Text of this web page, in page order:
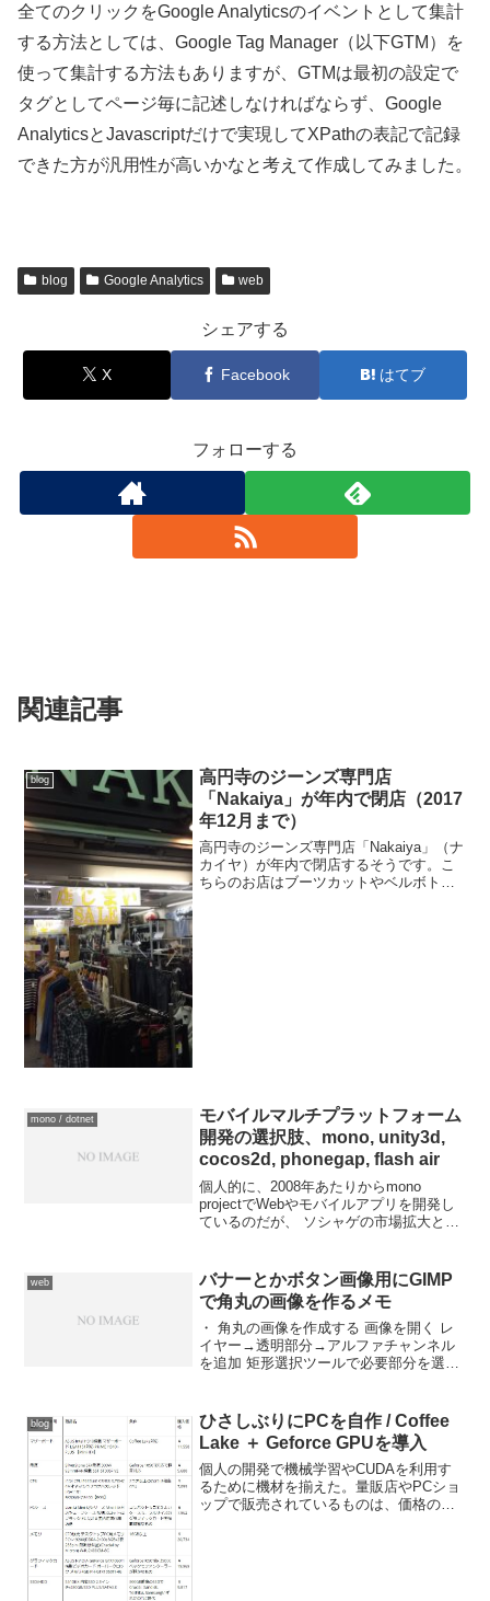
全てのクリックをGoogle Analyticsのイベントとして集計
する方法としては、Google Tag Manager（以下GTM）を
使って集計する方法もありますが、GTMは最初の設定で
タグとしてページ毎に記述しなければならず、Google
AnalyticsとJavascriptだけで実現してXPathの表記で記録
できた方が汎用性が高いかなと考えて作成してみました。
blog Google Analytics web
シェアする
X Facebook はてブ
フォローする
関連記事
blog
高円寺のジーンズ専門店
「Nakaiya」が年内で閉店（2017
年12月まで）
高円寺のジーンズ専門店「Nakaiya」（ナ
カイヤ）が年内で閉店するそうです。こ
ちらのお店はブーツカットやベルボトム
mono / dotnet
モバイルマルチプラットフォーム
開発の選択肢、mono, unity3d,
cocos2d, phonegap, flash air
個人的に、2008年あたりからmono
projectでWebやモバイルアプリを開発し
ているのだが、 ソシャゲの市場拡大と共
になってきた。 monoは.netの...
web
バナーとかボタン画像用にGIMP
で角丸の画像を作るメモ
・ 角丸の画像を作成する 画像を開く レ
イヤー→透明部分→アルファチャンネル
を追加 矩形選択ツールで必要部分を選択
部分が透過される PNGなどの透過をサポ
ートする...
blog
ひさしぶりにPCを自作 / Coffee
Lake ＋ Geforce GPUを導入
個人の開発で機械学習やCUDAを利用す
るために機材を揃えた。量販店やPCショ
ップで販売されているものは、価格の安